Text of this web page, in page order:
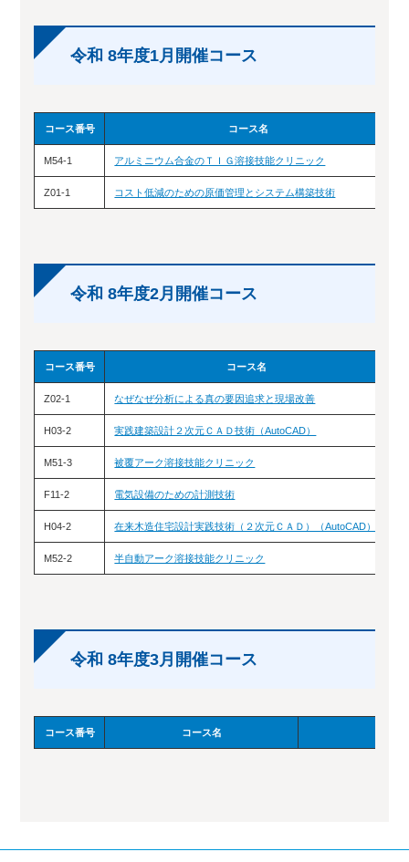
令和 8年度1月開催コース
コース番号 コース名
M54-1 アルミニウム合金のＴＩＧ溶接技能クリニック
Z01-1 コスト低減のための原価管理とシステム構築技術
令和 8年度2月開催コース
コース番号 コース名
Z02-1 なぜなぜ分析による真の要因追求と現場改善
H03-2 実践建築設計２次元ＣＡＤ技術（AutoCAD）
M51-3 被覆アーク溶接技能クリニック
F11-2 電気設備のための計測技術
H04-2 在来木造住宅設計実践技術（２次元ＣＡＤ）（AutoCAD）
M52-2 半自動アーク溶接技能クリニック
令和 8年度3月開催コース
コース番号 コース名